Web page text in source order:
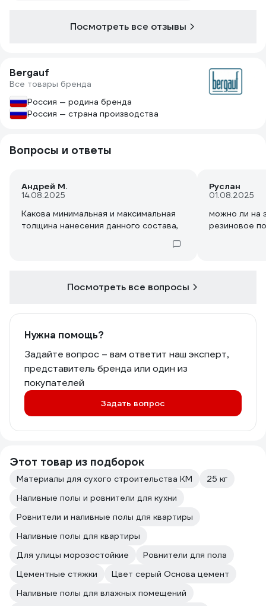
Посмотреть все отзывы
Bergauf
Все товары бренда
Россия — родина бренда
Россия — страна производства
Вопросы и ответы
Андрей М.
14.08.2025
Какова минимальная и максимальная
толщина нанесения данного состава,
Руслан
01.08.2025
можно ли на
резиновое
Посмотреть все вопросы
Нужна помощь?
Задайте вопрос – вам ответит наш эксперт,
представитель бренда или один из
покупателей
Задать вопрос
Этот товар из подборок
Материалы для сухого строительства КМ
25 кг
Наливные полы и ровнители для кухни
Ровнители и наливные полы для квартиры
Наливные полы для квартиры
Для улицы морозостойкие
Ровнители для пола
Цементные стяжки
Цвет серый Основа цемент
Наливные полы для влажных помещений